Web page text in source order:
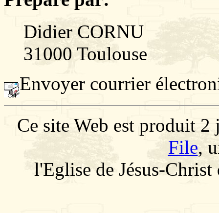
Didier CORNU
31000 Toulouse
Envoyer courrier
Ce site Web est produit
File,
l'Eglise de Jésus-Christ